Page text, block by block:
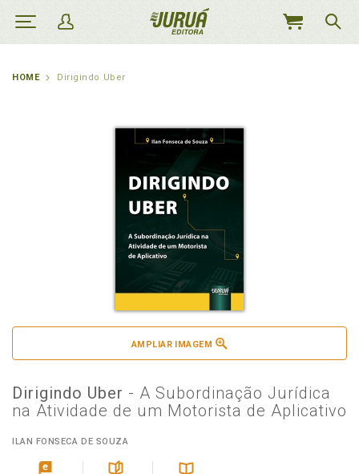
MEU
HOME Dirigindo Uber
AMPLIAR IMAGEM
Dirigindo Uber - A Subordinação Jurídica
na Atividade de um Motorista de Aplicativo
ILAN FONSECA DE SOUZA